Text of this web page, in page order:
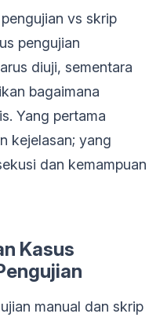
vs skrip
pengujian
diuji, sementara
bagaimana
Yang pertama
kejelasan; yang
dan kemampuan
Kasus
manual dan skrip